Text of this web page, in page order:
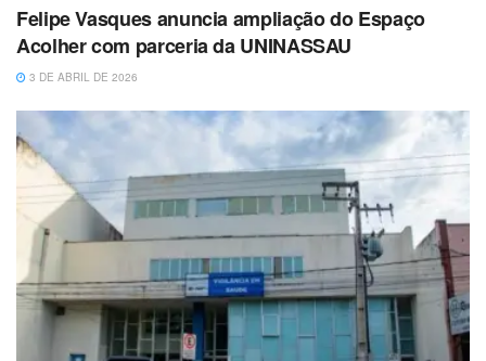
Felipe Vasques anuncia ampliação do Espaço
Acolher com parceria da UNINASSAU
3 DE ABRIL DE 2026